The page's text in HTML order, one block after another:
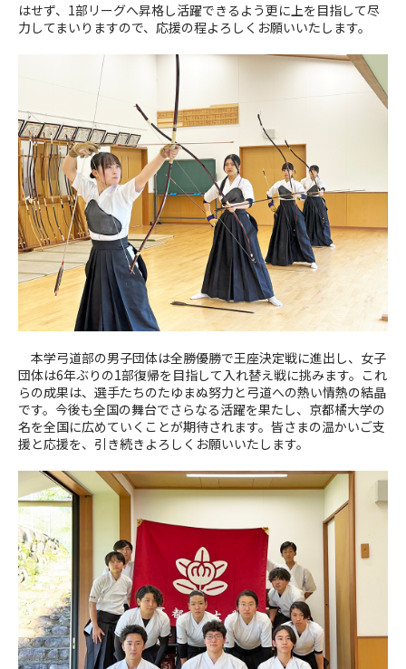
はせず、 1部リーグへ昇格し活躍できるよう更に上を目指して尽
力してまいりますので、応援の程よろしくお願いいたします。
本学弓道部の男子団体は全勝優勝で王座決定戦に進出し、女子
団体は6年ぶりの1部復帰を目指して入れ替え戦に挑みます。これ
らの成果は、選手たちのたゆまぬ努力と弓道への熱い情熱の結晶
です。今後も全国の舞台でさらなる活躍を果たし、京都橘大学の
名を全国に広めていくことが期待されます。皆さまの温かいご支
援と応援を、引き続きよろしくお願いいたします。